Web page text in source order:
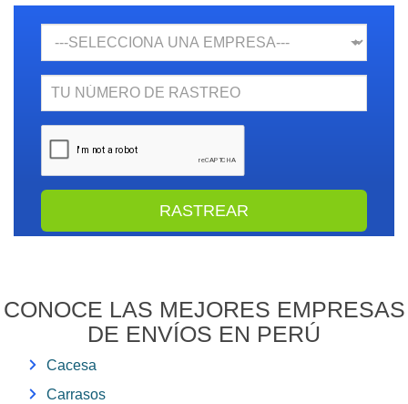
N.
CONOCE LAS MEJORES EMPRESAS
DE ENVÍOS EN PERÚ
Cacesa
Carrasos